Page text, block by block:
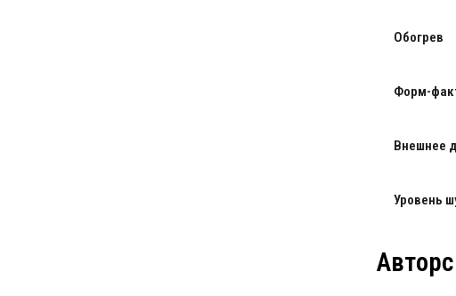
Обогрев
Форм-
Внешнее
Уровень